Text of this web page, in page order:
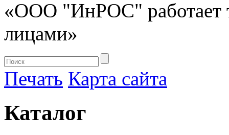
«ООО "ИнРОС" работает
лицами»
Печать Карта сайта
Каталог